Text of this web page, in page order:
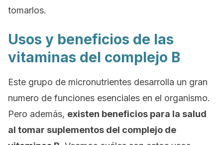
tomarlos.
Usos y beneficios de las
vitaminas del complejo B
Este grupo de micronutrientes desarrolla un gran
numero de funciones esenciales en el organismo.
Pero además, existen beneficios para la salud
al tomar suplementos del complejo de